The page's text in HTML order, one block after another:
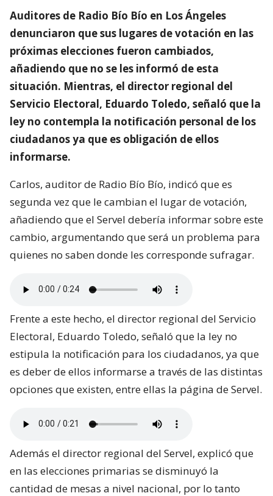
Auditores de Radio Bío Bío en Los Ángeles
denunciaron que sus lugares de votación en las
próximas elecciones fueron cambiados,
añadiendo que no se les informó de esta
situación. Mientras, el director regional del
Servicio Electoral, Eduardo Toledo, señaló que la
ley no contempla la notificación personal de los
ciudadanos ya que es obligación de ellos
informarse.
Carlos, auditor de Radio Bío Bío, indicó que es
segunda vez que le cambian el lugar de votación,
añadiendo que el Servel debería informar sobre este
cambio, argumentando que será un problema para
quienes no saben donde les corresponde sufragar.
Frente a este hecho, el director regional del Servicio
Electoral, Eduardo Toledo, señaló que la ley no
estipula la notificación para los ciudadanos, ya que
es deber de ellos informarse a través de las distintas
opciones que existen, entre ellas la página de Servel.
Además el director regional del Servel, explicó que
en las elecciones primarias se disminuyó la
cantidad de mesas a nivel nacional, por lo tanto